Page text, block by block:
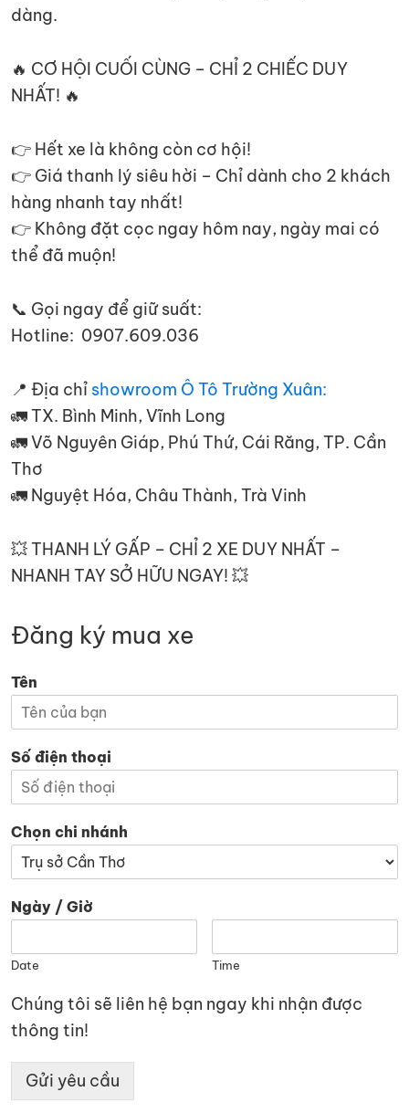
dàng.
🔥 CƠ HỘI CUỐI CÙNG – CHỈ 2 CHIẾC DUY
NHẤT! 🔥
👉 Hết xe là không còn cơ hội!
👉 Giá thanh lý siêu hời – Chỉ dành cho 2 khách
hàng nhanh tay nhất!
👉 Không đặt cọc ngay hôm nay, ngày mai có
thể đã muộn!
📞 Gọi ngay để giữ suất:
Hotline: 0907.609.036
📍 Địa chỉ showroom Ô Tô Trường Xuân:
🚛 TX. Bình Minh, Vĩnh Long
🚛 Võ Nguyên Giáp, Phú Thứ, Cái Răng, TP. Cần
Thơ
🚛 Nguyệt Hóa, Châu Thành, Trà Vinh
💥 THANH LÝ GẤP – CHỈ 2 XE DUY NHẤT –
NHANH TAY SỞ HỮU NGAY! 💥
Đăng ký mua xe
Tên
Số điện thoại
Chọn chi nhánh
Ngày / Giờ
Date Time
Chúng tôi sẽ liên hệ bạn ngay khi nhận được
thông tin!
Gửi yêu cầu